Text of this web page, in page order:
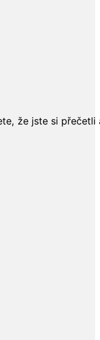
že jste si přečetli